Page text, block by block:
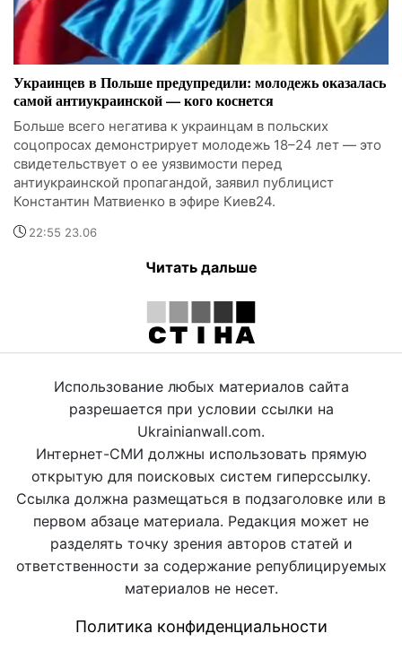
Украинцев в Польше предупредили: молодежь оказалась
самой антиукраинской — кого коснется
Больше всего негатива к украинцам в польских
соцопросах демонстрирует молодежь 18–24 лет — это
свидетельствует о ее уязвимости перед
антиукраинской пропагандой, заявил публицист
Константин Матвиенко в эфире Киев24.
22:55 23.06
Читать дальше
Использование любых материалов сайта
разрешается при условии ссылки на
Ukrainianwall.com.
Интернет-СМИ должны использовать прямую
открытую для поисковых систем гиперссылку.
Ссылка должна размещаться в подзаголовке или в
первом абзаце материала. Редакция может не
разделять точку зрения авторов статей и
ответственности за содержание републицируемых
материалов не несет.
Политика конфиденциальности